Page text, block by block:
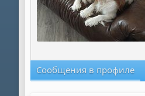
Сообщения в профиле